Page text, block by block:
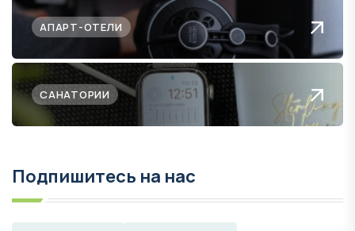
АПАРТ-ОТЕЛИ
САНАТОРИИ
Подпишитесь на нас